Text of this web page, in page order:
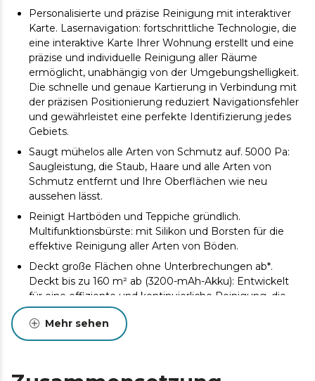
Personalisierte und präzise Reinigung mit interaktiver
Karte. Lasernavigation: fortschrittliche Technologie, die
eine interaktive Karte Ihrer Wohnung erstellt und eine
präzise und individuelle Reinigung aller Räume
ermöglicht, unabhängig von der Umgebungshelligkeit.
Die schnelle und genaue Kartierung in Verbindung mit
der präzisen Positionierung reduziert Navigationsfehler
und gewährleistet eine perfekte Identifizierung jedes
Gebiets.
Saugt mühelos alle Arten von Schmutz auf. 5000 Pa:
Saugleistung, die Staub, Haare und alle Arten von
Schmutz entfernt und Ihre Oberflächen wie neu
aussehen lässt.
Reinigt Hartböden und Teppiche gründlich.
Multifunktionsbürste: mit Silikon und Borsten für die
effektive Reinigung aller Arten von Böden.
Deckt große Flächen ohne Unterbrechungen ab*.
Deckt bis zu 160 m² ab (3200-mAh-Akku): Entwickelt
für eine effiziente und kontinuierliche Reinigung, die
eine vollständige Abdeckung gewährleistet, ohne dass
eine Pause zum Aufladen des Akkus erforderlich ist.
*Gemäß den im Labor durchgeführten Tests. Die
Mehr sehen